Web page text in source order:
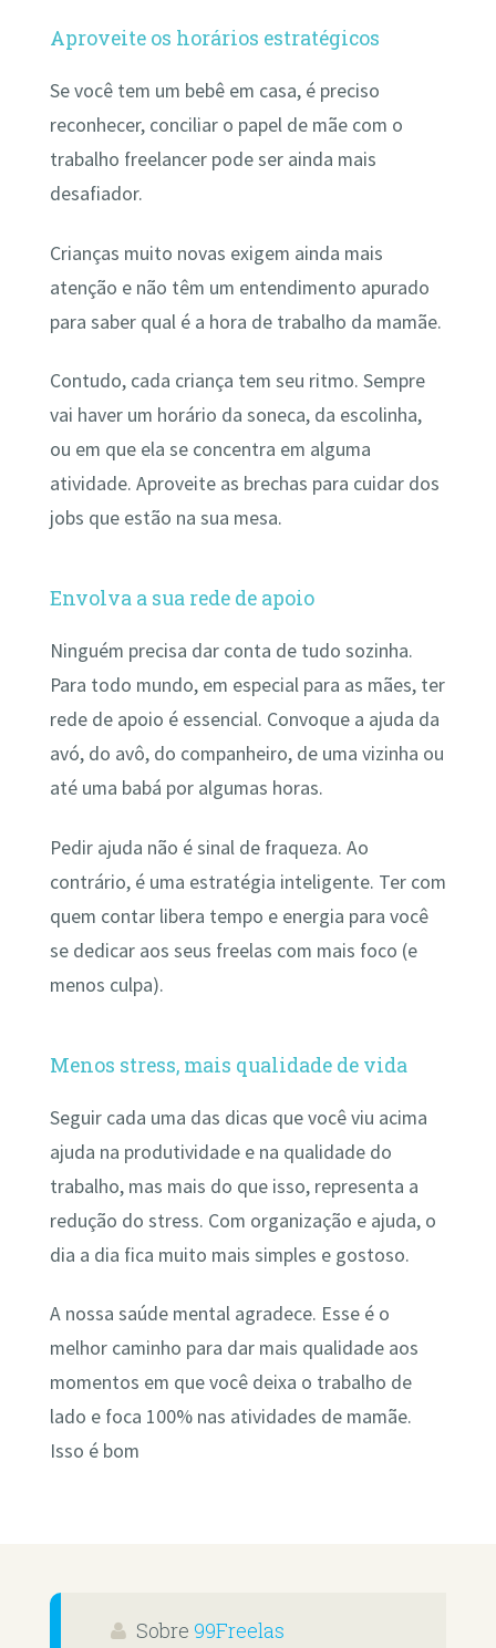
Aproveite os horários estratégicos
Se você tem um bebê em casa, é preciso
reconhecer, conciliar o papel de mãe com o
trabalho freelancer pode ser ainda mais
desafiador.
Crianças muito novas exigem ainda mais
atenção e não têm um entendimento apurado
para saber qual é a hora de trabalho da mamãe.
Contudo, cada criança tem seu ritmo. Sempre
vai haver um horário da soneca, da escolinha,
ou em que ela se concentra em alguma
atividade. Aproveite as brechas para cuidar dos
jobs que estão na sua mesa.
Envolva a sua rede de apoio
Ninguém precisa dar conta de tudo sozinha.
Para todo mundo, em especial para as mães, ter
rede de apoio é essencial. Convoque a ajuda da
avó, do avô, do companheiro, de uma vizinha ou
até uma babá por algumas horas.
Pedir ajuda não é sinal de fraqueza. Ao
contrário, é uma estratégia inteligente. Ter com
quem contar libera tempo e energia para você
se dedicar aos seus freelas com mais foco (e
menos culpa).
Menos stress, mais qualidade de vida
Seguir cada uma das dicas que você viu acima
ajuda na produtividade e na qualidade do
trabalho, mas mais do que isso, representa a
redução do stress. Com organização e ajuda, o
dia a dia fica muito mais simples e gostoso.
A nossa saúde mental agradece. Esse é o
melhor caminho para dar mais qualidade aos
momentos em que você deixa o trabalho de
lado e foca 100% nas atividades de mamãe.
Isso é bom
Sobre 99Freelas